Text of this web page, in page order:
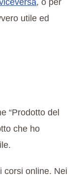
utile ed
“Prodotto del
che ho
corsi online. Nei